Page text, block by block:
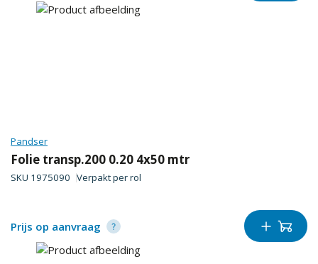
Pandser
Folie transp.200 0.20 4x50 mtr
SKU 1975090 Verpakt perrol
Prijs op aanvraag